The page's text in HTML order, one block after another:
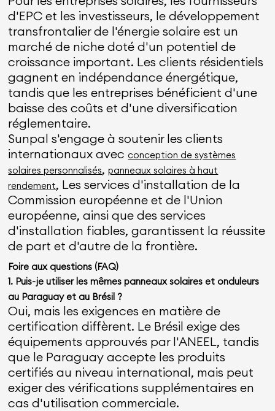
d'EPC et les investisseurs, le développement
transfrontalier de l'énergie solaire est un
marché de niche doté d'un potentiel de
croissance important. Les clients résidentiels
gagnent en indépendance énergétique,
tandis que les entreprises bénéficient d'une
baisse des coûts et d'une diversification
réglementaire.
Sunpal s'engage à soutenir les clients
internationaux avec conception de systèmes
solaires personnalisés,panneaux solaires à haut
rendement, Les services d'installation de la
Commission européenne et de l'Union
européenne, ainsi que des services
d'installation fiables, garantissent la réussite
de part et d'autre de la frontière.
Foire aux questions (FAQ)
1. Puis-je utiliser les mêmes panneaux solaires et onduleurs
au Paraguay et au Brésil ?
Oui, mais les exigences en matière de
certification diffèrent. Le Brésil exige des
équipements approuvés par l'ANEEL, tandis
que le Paraguay accepte les produits
certifiés au niveau international, mais peut
exiger des vérifications supplémentaires en
cas d'utilisation commerciale.